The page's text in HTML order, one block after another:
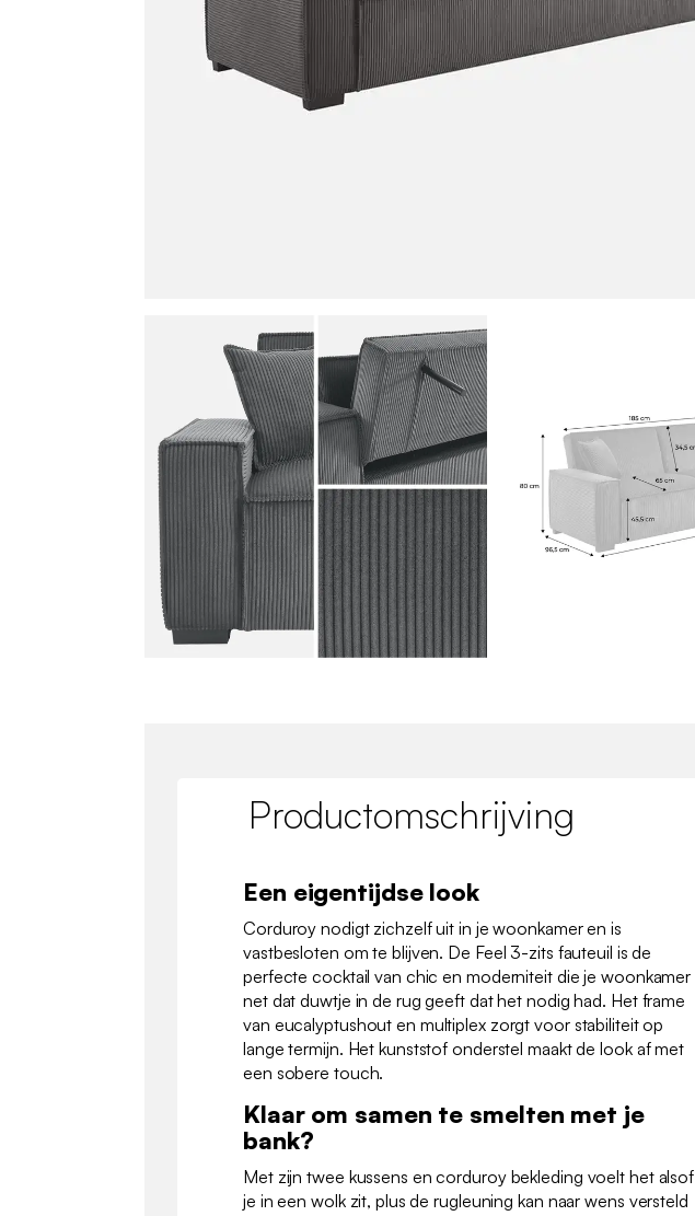
Productomschrijving
Een eigentijdse look
Corduroy nodigt zichzelf uit in je woonkamer en is
vastbesloten om te blijven. De Feel 3-zits fauteuil is de
perfecte cocktail van chic en moderniteit die je woonkamer
net dat duwtje in de rug geeft dat het nodig had. Het frame
van eucalyptushout en multiplex zorgt voor stabiliteit op
lange termijn. Het kunststof onderstel maakt de look af met
een sobere touch.
Klaar om samen te smelten met je
bank?
Met zijn twee kussens en corduroy bekleding voelt het alsof
je in een wolk zit, plus de rugleuning kan naar wens versteld